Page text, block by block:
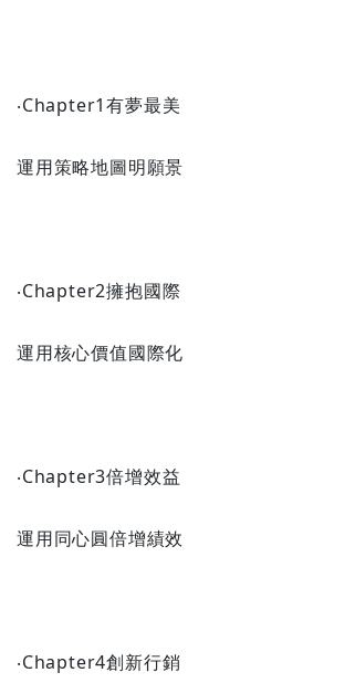
‧Chapter1有夢最美
運用策略地圖明願景
‧Chapter2擁抱國際
運用核心價值國際化
‧Chapter3倍增效益
運用同心圓倍增績效
‧Chapter4創新行銷